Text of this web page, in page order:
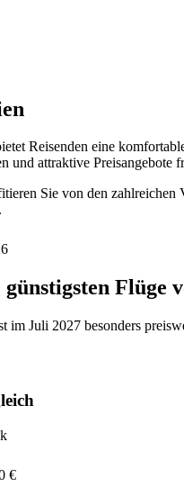
Reisenden eine
und attraktive
Sie von den zahlreichen
Flüge
Juli 2027 besonders
€